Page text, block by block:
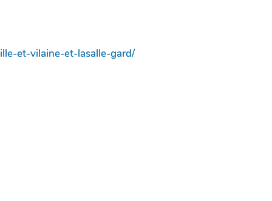
et-vilaine-et-lasalle-gard/